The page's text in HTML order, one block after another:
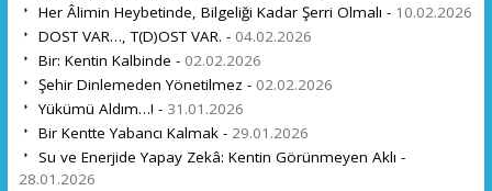
Her Âlimin Heybetinde, Bilgeliği Kadar Şerri Olmalı - 10.02.2026
DOST VAR…, T(D)OST VAR. - 04.02.2026
Bir: Kentin Kalbinde - 02.02.2026
Şehir Dinlemeden Yönetilmez - 02.02.2026
Yükümü Aldım…! - 31.01.2026
Bir Kentte Yabancı Kalmak - 29.01.2026
Su ve Enerjide Yapay Zekâ: Kentin Görünmeyen Aklı -
28.01.2026